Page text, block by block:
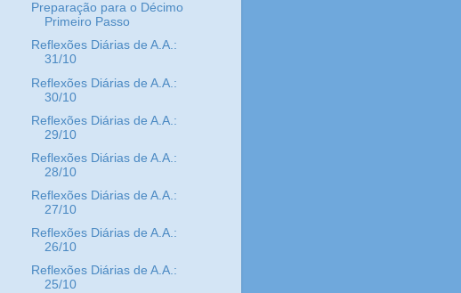
Preparação para o Décimo
Primeiro Passo
Reflexões Diárias de A.A.:
31/10
Reflexões Diárias de A.A.:
30/10
Reflexões Diárias de A.A.:
29/10
Reflexões Diárias de A.A.:
28/10
Reflexões Diárias de A.A.:
27/10
Reflexões Diárias de A.A.:
26/10
Reflexões Diárias de A.A.:
25/10